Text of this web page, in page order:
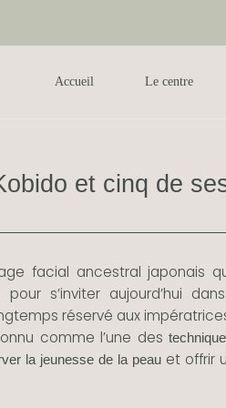
Accueil Le centre
et cinq de
facial ancestral japonais
s’inviter aujourd’hui
réservé aux
comme l’une des
la jeunesse de la peau et offrir